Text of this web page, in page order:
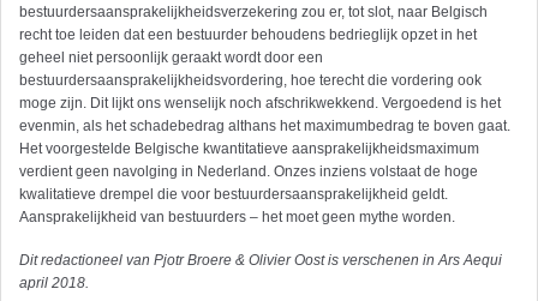
bestuurdersaansprakelijkheidsverzekering zou er, tot slot, naar Belgisch
recht toe leiden dat een bestuurder behoudens bedrieglijk opzet in het
geheel niet persoonlijk geraakt wordt door een
bestuurdersaansprakelijkheidsvordering, hoe terecht die vordering ook
moge zijn. Dit lijkt ons wenselijk noch afschrikwekkend. Vergoedend is het
evenmin, als het schadebedrag althans het maximumbedrag te boven gaat.
Het voorgestelde Belgische kwantitatieve aansprakelijkheidsmaximum
verdient geen navolging in Nederland. Onzes inziens volstaat de hoge
kwalitatieve drempel die voor bestuurdersaansprakelijkheid geldt.
Aansprakelijkheid van bestuurders – het moet geen mythe worden.
Dit redactioneel van Pjotr Broere & Olivier Oostis verschenen in Ars Aequi
april 2018.